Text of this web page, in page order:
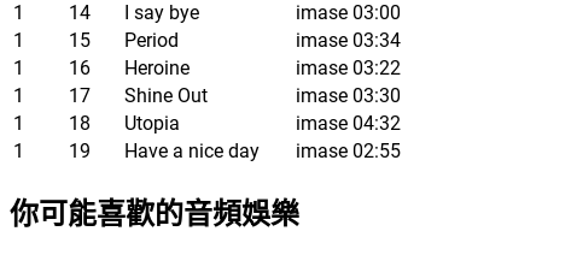
1
14 I say bye imase 03:00
1
15 Period imase 03:34
1
16 Heroine imase 03:22
1
17 Shine Out imase 03:30
1
18 Utopia imase 04:32
1
19 Have a nice day imase 02:55
你可能喜歡的音頻娛樂